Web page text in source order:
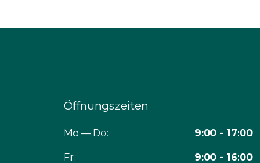
Öffnungszeiten
Mo — Do: 9:00 - 17:00
Fr: 9:00 - 16:00